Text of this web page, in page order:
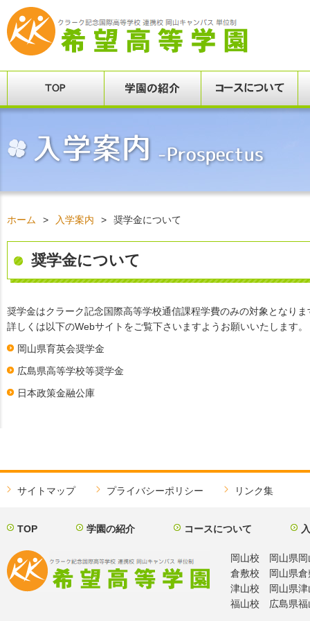
ホーム > 入学案内 > 奨学金について
奨学金について
奨学金はクラーク記念国際高等学校通信課程学費のみの対象となり
詳しくは以下のWebサイトをご覧下さいますようお願いいたします。
岡山県育英会奨学金
広島県高等学校等奨学金
日本政策金融公庫
サイトマップ プライバシーポリシー リンク集
TOP 学園の紹介 コースについて
岡山校 岡山県岡
倉敷校 岡山県倉
津山校 岡山県津
福山校 広島県福